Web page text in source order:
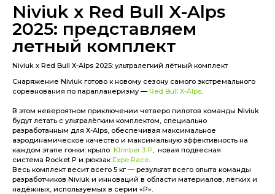
парашюты
в Испании
Niviuk x Red Bull X-Alps
2025: представляем
летный комплект
Niviuk x Red Bull X-Alps 2025: ультралегкий лётный комплект
Снаряжение Niviuk готово к новому сезону самого экстремального
соревнования по парапланеризму — Red Bull X-Alps
В этом невероятном приключении четверо пилотов команды Niviuk
будут летать с ультралёгким комплектом, специально
разработанным для Х-Alps, обеспечивая максимальное
аэродинамическое качество и максимальную эффективность на
каждом этапе гонки: крыло Klimber 3 P , новая подвесная
система Rocket P и рюкзак Expe Race
Весь комплект весит всего 5 кг — результат всего опыта команды
разработчиков Niviuk и инноваций в области материалов, лёгких и
надёжных, используемых в серии «P».